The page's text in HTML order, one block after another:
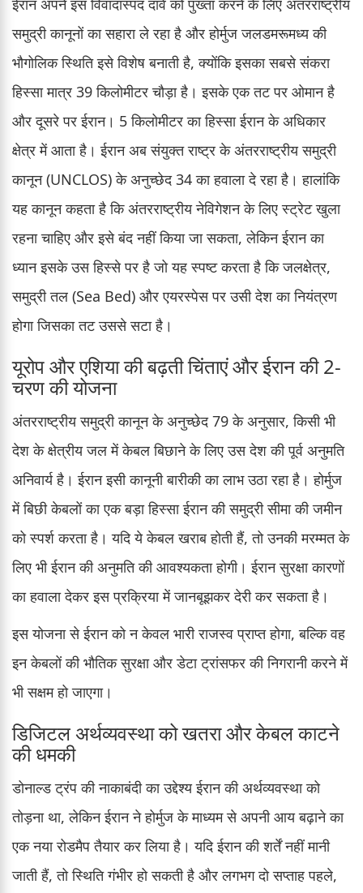
समुद्री कानूनों का सहारा ले रहा है और होर्मुज जलडमरूमध्य की
भौगोलिक स्थिति इसे विशेष बनाती है, क्योंकि इसका सबसे संकरा
हिस्सा मात्र 39 किलोमीटर चौड़ा है। इसके एक तट पर ओमान है
और दूसरे पर ईरान। 5 किलोमीटर का हिस्सा ईरान के अधिकार
क्षेत्र में आता है। ईरान अब संयुक्त राष्ट्र के अंतरराष्ट्रीय समुद्री
कानून (UNCLOS) के अनुच्छेद 34 का हवाला दे रहा है। हालांकि
यह कानून कहता है कि अंतरराष्ट्रीय नेविगेशन के लिए स्ट्रेट खुला
रहना चाहिए और इसे बंद नहीं किया जा सकता, लेकिन ईरान का
ध्यान इसके उस हिस्से पर है जो यह स्पष्ट करता है कि जलक्षेत्र,
समुद्री तल (Sea Bed) और एयरस्पेस पर उसी देश का नियंत्रण
होगा जिसका तट उससे सटा है।
यूरोप और एशिया की बढ़ती चिंताएं और ईरान की 2-
चरण की योजना
अंतरराष्ट्रीय समुद्री कानून के अनुच्छेद 79 के अनुसार, किसी भी
देश के क्षेत्रीय जल में केबल बिछाने के लिए उस देश की पूर्व अनुमति
अनिवार्य है। ईरान इसी कानूनी बारीकी का लाभ उठा रहा है। होर्मुज
में बिछी केबलों का एक बड़ा हिस्सा ईरान की समुद्री सीमा की जमीन
को स्पर्श करता है। यदि ये केबल खराब होती हैं, तो उनकी मरम्मत के
लिए भी ईरान की अनुमति की आवश्यकता होगी। ईरान सुरक्षा कारणों
का हवाला देकर इस प्रक्रिया में जानबूझकर देरी कर सकता है।
इस योजना से ईरान को न केवल भारी राजस्व प्राप्त होगा, बल्कि वह
इन केबलों की भौतिक सुरक्षा और डेटा ट्रांसफर की निगरानी करने में
भी सक्षम हो जाएगा।
डिजिटल अर्थव्यवस्था को खतरा और केबल काटने
की धमकी
डोनाल्ड ट्रंप की नाकाबंदी का उद्देश्य ईरान की अर्थव्यवस्था को
तोड़ना था, लेकिन ईरान ने होर्मुज के माध्यम से अपनी आय बढ़ाने का
एक नया रोडमैप तैयार कर लिया है। यदि ईरान की शर्तें नहीं मानी
जाती हैं, तो स्थिति गंभीर हो सकती है और लगभग दो सप्ताह पहले,